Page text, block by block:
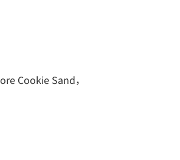
Cookie Sand，